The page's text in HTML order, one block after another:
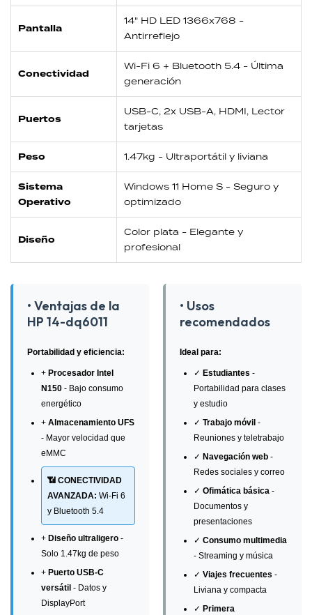
Pantalla
14" HD LED 1366x768 -
Antirreflejo
Conectividad
Wi-Fi 6 + Bluetooth 5.4 - Última
generación
Puertos
USB-C, 2x USB-A, HDMI, Lector
tarjetas
Peso 1.47kg - Ultraportátil y liviana
Sistema
Operativo
Windows 11 Home S - Seguro y
optimizado
Diseño
Color plata - Elegante y
profesional
• Ventajas de la
HP 14-dq6011
Portabilidad y eficiencia:
+ Procesador Intel
N150 - Bajo consumo
energético
+ Almacenamiento UFS
- Mayor velocidad que
eMMC
📶 CONECTIVIDAD
AVANZADA: Wi-Fi 6
y Bluetooth 5.4
+ Diseño ultraligero -
Solo 1.47kg de peso
+ Puerto USB-C
versátil - Datos y
DisplayPort
• Usos
recomendados
Ideal para:
✓ Estudiantes -
Portabilidad para clases
y estudio
✓ Trabajo móvil -
Reuniones y teletrabajo
✓ Navegación web -
Redes sociales y correo
✓ Ofimática básica -
Documentos y
presentaciones
✓ Consumo multimedia
- Streaming y música
✓ Viajes frecuentes -
Liviana y compacta
✓ Primera